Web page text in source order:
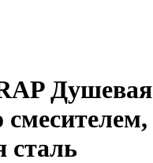
Душевая
смесителем,
сталь